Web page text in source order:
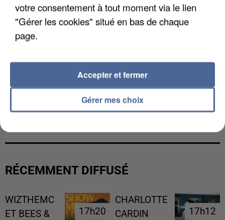
L’UN DES FONDATEURS SUPPOSÉS DE LA DZ
RÉCEMMENT DIFFUSÉ
WIZTHEMC
ET BEES &
17h20
17h20
CHARLOTTE
CARDIN
17h12
17h12
votre consentement à tout moment via le lien
"Gérer les cookies" situé en bas de chaque
page.
Gérer mes choix
Accepter et fermer